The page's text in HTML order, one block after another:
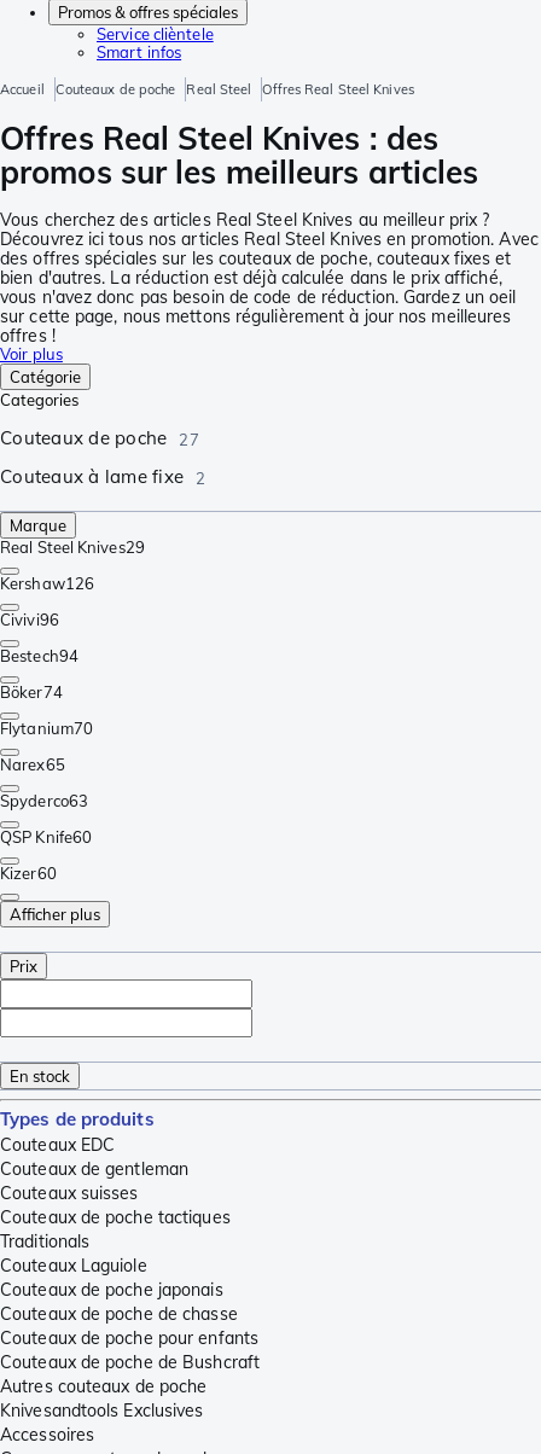
Promos & offres spéciales
Service clièntele
Smart infos
Accueil Couteaux de poche Real Steel Offres Real Steel Knives
Offres Real Steel Knives : des
promos sur les meilleurs articles
Vous cherchez des articles Real Steel Knives au meilleur prix ?
Découvrez ici tous nos articles Real Steel Knives en promotion. Avec
des offres spéciales sur les couteaux de poche, couteaux fixes et
bien d'autres. La réduction est déjà calculée dans le prix affiché,
vous n'avez donc pas besoin de code de réduction. Gardez un oeil
sur cette page, nous mettons régulièrement à jour nos meilleures
offres !
Voir plus
Catégorie
Categories
Couteaux de poche 27
Couteaux à lame fixe 2
Marque
Real Steel Knives29
Kershaw126
Civivi96
Bestech94
Böker74
Flytanium70
Narex65
Spyderco63
QSP Knife60
Kizer60
Afficher plus
Prix
En stock
Types de produits
Couteaux EDC
Couteaux de gentleman
Couteaux suisses
Couteaux de poche tactiques
Traditionals
Couteaux Laguiole
Couteaux de poche japonais
Couteaux de poche de chasse
Couteaux de poche pour enfants
Couteaux de poche de Bushcraft
Autres couteaux de poche
Knivesandtools Exclusives
Accessoires